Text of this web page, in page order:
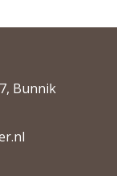
Bunnik